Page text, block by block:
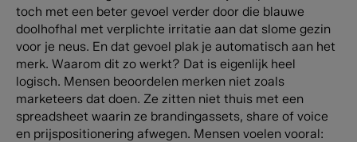
toch met een beter gevoel verder door die blauwe
doolhofhal met verplichte irritatie aan dat slome gezin
voor je neus. En dat gevoel plak je automatisch aan het
merk. Waarom dit zo werkt? Dat is eigenlijk heel
logisch. Mensen beoordelen merken niet zoals
marketeers dat doen. Ze zitten niet thuis met een
spreadsheet waarin ze brandingassets, share of voice
en prijspositionering afwegen. Mensen voelen vooral: